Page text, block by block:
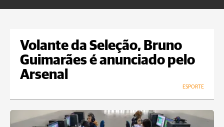
Volante da Seleção, Bruno
Guimarães é anunciado pelo
Arsenal
ESPORTE